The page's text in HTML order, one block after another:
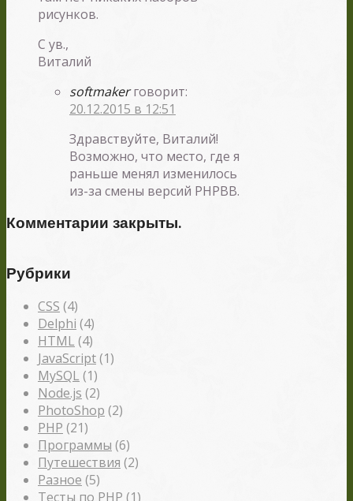
рисунков.
С ув.,
Виталий
softmaker говорит:
20.12.2015 в 12:51
Здравствуйте, Виталий!
Возможно, что место, где я
раньше менял изменилось
из-за смены версий PHPBB.
Комментарии закрыты.
Рубрики
CSS (4)
Delphi (4)
HTML (4)
JavaScript(1)
MySQL (1)
Node.js (2)
PhotoShop (2)
PHP (21)
Программы (6)
Путешествия (2)
Разное (5)
Тесты по PHP (1)